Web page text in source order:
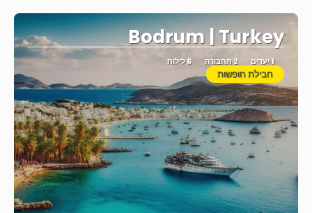
Bodrum | Turkey
1 יעדים 2 תחבורה 6 לילות
חבילת חופשות